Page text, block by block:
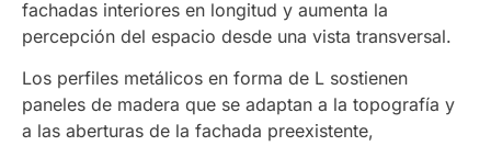
fachadas interiores en longitud y aumenta la
percepción del espacio desde una vista transversal.
Los perfiles metálicos en forma de L sostienen
paneles de madera que se adaptan a la topografía y
a las aberturas de la fachada preexistente,